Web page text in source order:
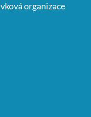
organizace